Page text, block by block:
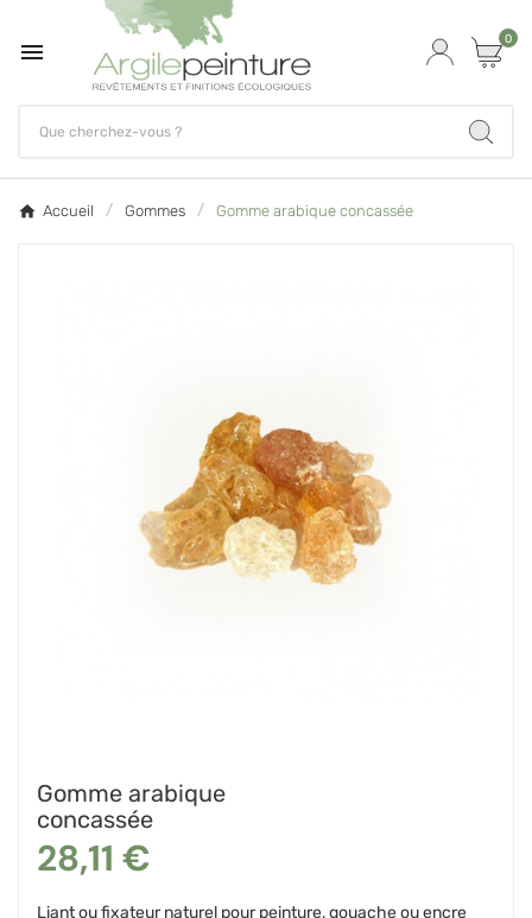
 0
Accueil Gommes Gomme arabique concassée
Gomme arabique
concassée
28,11 €
Liant ou fixateur naturel pour peinture, gouache ou encre